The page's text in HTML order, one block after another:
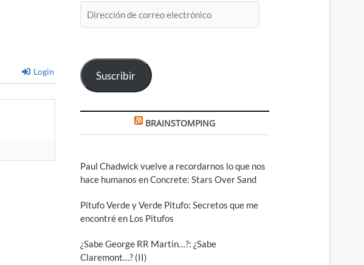
Login
de
Suscribir
BRAINSTOMPING
Paul Chadwick vuelve a recordarnos lo que nos
hace humanos en Concrete: Stars Over Sand
Pitufo Verde y Verde Pitufo: Secretos que me
encontré en Los Pitufos
¿Sabe George RR Martin…?: ¿Sabe
Claremont…? (II)